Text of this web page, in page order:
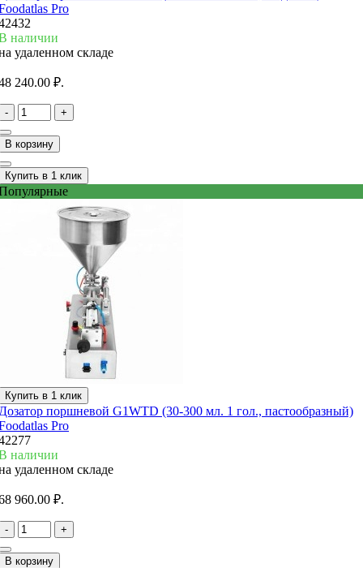
Pro
наличии
удаленном складе
240.00 ₽.
- +
В корзину
Купить в 1 клик
Купить в 1 клик
поршневой G1WTD (30-300 мл. 1 гол., пастообразный)
Pro
наличии
удаленном складе
960.00 ₽.
- +
В корзину